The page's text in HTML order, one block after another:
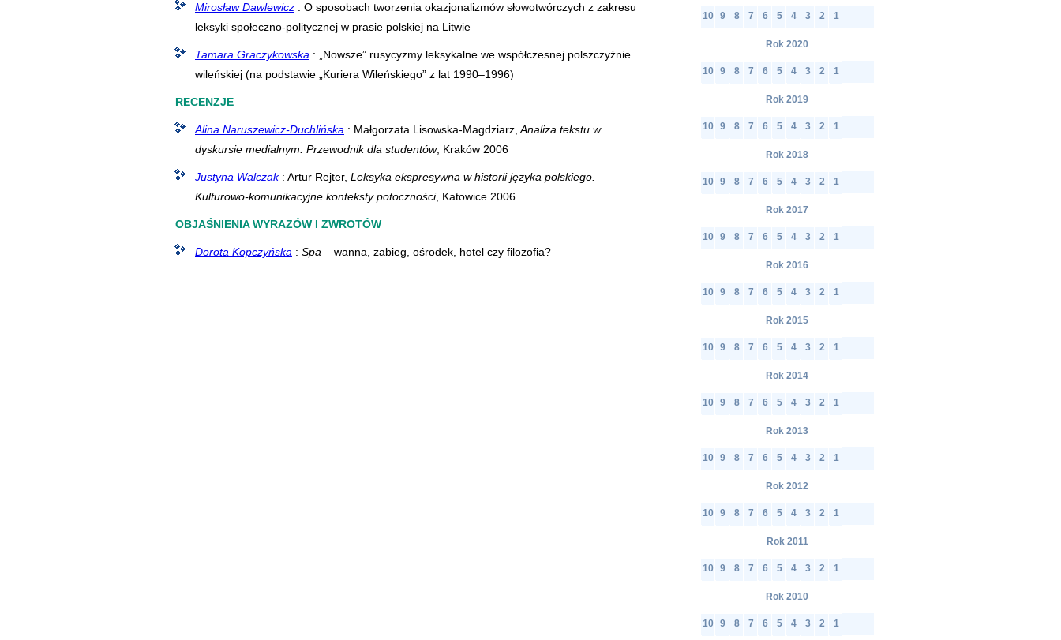
Mirosław Dawlewicz : O sposobach tworzenia okazjonalizmów słowotwórczych z zakresu
leksyki społeczno-politycznej w prasie polskiej na Litwie
Tamara Graczykowska : „Nowsze” rusycyzmy leksykalne we współczesnej polszczyźnie
wileńskiej (na podstawie „Kuriera Wileńskiego” z lat 1990–1996)
RECENZJE
Alina Naruszewicz-Duchlińska : Małgorzata Lisowska-Magdziarz, Analiza tekstu w
dyskursie medialnym. Przewodnik dla studentów, Kraków 2006
Justyna Walczak: Artur Rejter, Leksyka ekspresywna w historii języka polskiego.
Kulturowo-komunikacyjne konteksty potoczności, Katowice 2006
OBJAŚNIENIA WYRAZÓW I ZWROTÓW
Dorota Kopczyńska : Spa – wanna, zabieg, ośrodek, hotel czy filozofia?
10 9 8 7 6 5 4 3 2 1
Rok 2020
10 9 8 7 6 5 4 3 2 1
Rok 2019
10 9 8 7 6 5 4 3 2 1
Rok 2018
10 9 8 7 6 5 4 3 2 1
Rok 2017
10 9 8 7 6 5 4 3 2 1
Rok 2016
10 9 8 7 6 5 4 3 2 1
Rok 2015
10 9 8 7 6 5 4 3 2 1
Rok 2014
10 9 8 7 6 5 4 3 2 1
Rok 2013
10 9 8 7 6 5 4 3 2 1
Rok 2012
10 9 8 7 6 5 4 3 2 1
Rok 2011
10 9 8 7 6 5 4 3 2 1
Rok 2010
10 9 8 7 6 5 4 3 2 1